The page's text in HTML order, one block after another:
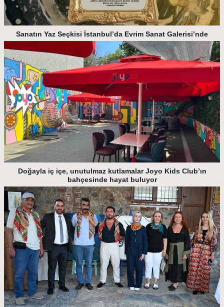
Sanatın Yaz Seçkisi İstanbul’da Evrim Sanat Galerisi’nde
Doğayla iç içe, unutulmaz kutlamalar Joyo Kids Club’ın
bahçesinde hayat buluyor